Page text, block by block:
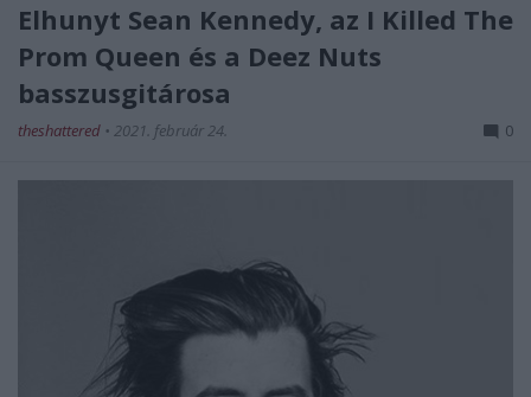
Elhunyt Sean Kennedy, az I Killed The
Prom Queen és a Deez Nuts
basszusgitárosa
theshattered • 2021. február 24. 0